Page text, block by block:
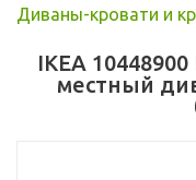
Диваны-кровати и
IKEA
местный